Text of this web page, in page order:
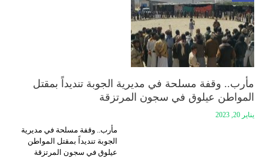
مأرب.. وقفة مسلحة في مديرية الجوبة تنديداً بمقتل
المواطن عيلوق في سجون المرتزقة
يناير 20, 2023
مأرب.. وقفة مسلحة في مديرية
الجوبة تنديداً بمقتل المواطن
عيلوق في سجون المرتزقة